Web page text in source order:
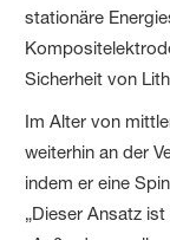
stationäre
Sicherheit von
Im Alter von
weiterhin an der
indem er eine
„Dieser Ansatz